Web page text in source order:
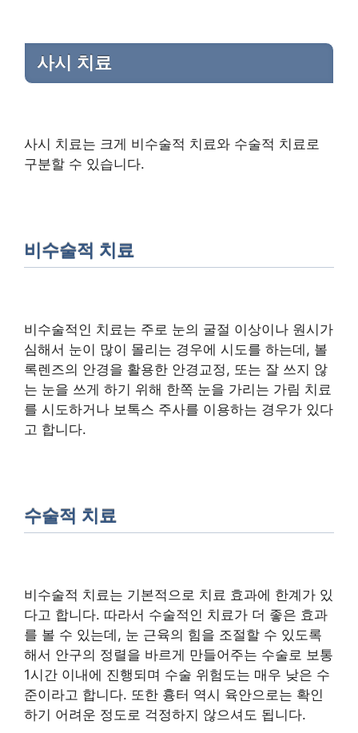
사시 치료
사시 치료는 크게 비수술적 치료와 수술적 치료로
구분할 수 있습니다.
비수술적 치료
비수술적인 치료는 주로 눈의 굴절 이상이나 원시가
심해서 눈이 많이 몰리는 경우에 시도를 하는데, 볼
록렌즈의 안경을 활용한 안경교정, 또는 잘 쓰지 않
는 눈을 쓰게 하기 위해 한쪽 눈을 가리는 가림 치료
를 시도하거나 보톡스 주사를 이용하는 경우가 있다
고 합니다.
수술적 치료
비수술적 치료는 기본적으로 치료 효과에 한계가 있
다고 합니다. 따라서 수술적인 치료가 더 좋은 효과
를 볼 수 있는데, 눈 근육의 힘을 조절할 수 있도록
해서 안구의 정렬을 바르게 만들어주는 수술로 보통
1시간 이내에 진행되며 수술 위험도는 매우 낮은 수
준이라고 합니다. 또한 흉터 역시 육안으로는 확인
하기 어려운 정도로 걱정하지 않으셔도 됩니다.